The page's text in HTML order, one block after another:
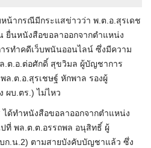
น้ากรณีมีกระแสข่าวว่า พ.ต.อ.สุรเดช
ยื่นหนังสือขอลาออกจากตำแหน่ง
รทำคดีเว็บพนันออนไลน์ ซึ่งมีความ
.ต.อ.ต่อศักดิ์ สุขวิมล ผู้บัญชาการ
ล.ต.อ.สุรเชษฐ์ หักพาล รองผู้
ผบ.ตร.) ไม่ไหว
ได้ทำหนังสือขอลาออกจากตำแหน่ง
ที่ พล.ต.ต.อรรถพล อนุสิทธิ์ ผู้
บก.น.2) ตามสายบังคับบัญชาแล้ว ซึ่ง